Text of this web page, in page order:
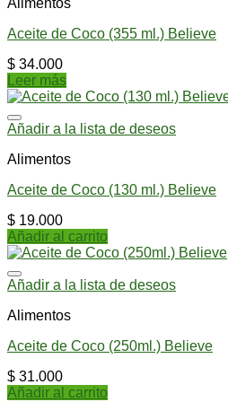
Aceite de Coco (355 ml.) Believe
$ 34.000
Leer más
Añadir a la lista de deseos
Alimentos
Aceite de Coco (130 ml.) Believe
$ 19.000
Añadir al carrito
Añadir a la lista de deseos
Alimentos
Aceite de Coco (250ml.) Believe
$ 31.000
Añadir al carrito